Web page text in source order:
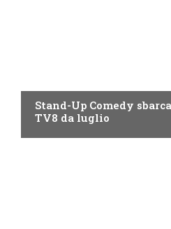
Stand-Up Comedy
TV8 da luglio